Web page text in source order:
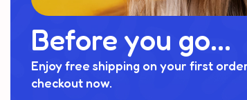
Before you go...
Enjoy free shipping on your first
checkout now.